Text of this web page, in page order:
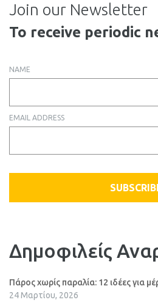
Join our Newsletter
To receive periodic
NAME
EMAIL ADDRESS
Δημοφιλείς
Πάρος χωρίς παραλία: 12 ιδέες για
24 Μαρτίου, 2026